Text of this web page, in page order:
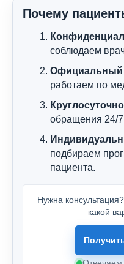
Почему
соблюдаем
Официальный
работаем по
Круглосуточно
обращения 24/
подбираем
пациента.
Нужна
какой